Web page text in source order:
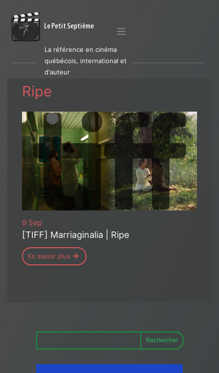
Le Petit Septième
La référence en cinéma
québécois, international et
d'auteur
Ripe
9 Sep
[TIFF] Marriaginalia | Ripe
En savoir plus
Rechercher